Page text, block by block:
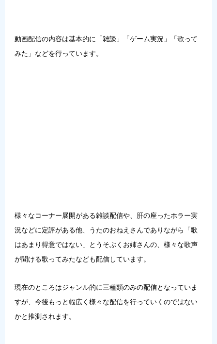
動画配信の内容は基本的に「雑談」「ゲーム実況」「歌って
みた」などを行っています。
様々なコーナー展開がある雑談配信や、肝の座ったホラー実
況などに定評がある他、うたのおねえさんでありながら「歌
はあまり得意ではない」とうそぶくお姉さんの、様々な歌声
が聞ける歌ってみたなども配信しています。
現在のところはジャンル的に三種類のみの配信となっていま
すが、今後もっと幅広く様々な配信を行っていくのではない
かと推測されます。